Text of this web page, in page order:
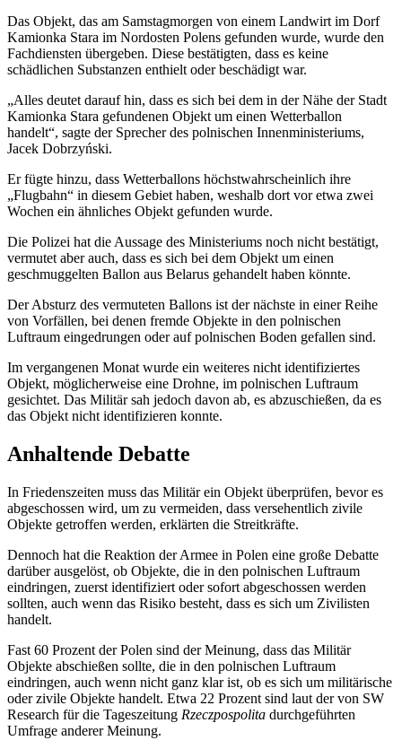
Das Objekt, das am Samstagmorgen von einem Landwirt im Dorf
Kamionka Stara im Nordosten Polens gefunden wurde, wurde den
Fachdiensten übergeben. Diese bestätigten, dass es keine
schädlichen Substanzen enthielt oder beschädigt war.
„Alles deutet darauf hin, dass es sich bei dem in der Nähe der Stadt
Kamionka Stara gefundenen Objekt um einen Wetterballon
handelt“, sagte der Sprecher des polnischen Innenministeriums,
Jacek Dobrzyński.
Er fügte hinzu, dass Wetterballons höchstwahrscheinlich ihre
„Flugbahn“ in diesem Gebiet haben, weshalb dort vor etwa zwei
Wochen ein ähnliches Objekt gefunden wurde.
Die Polizei hat die Aussage des Ministeriums noch nicht bestätigt,
vermutet aber auch, dass es sich bei dem Objekt um einen
geschmuggelten Ballon aus Belarus gehandelt haben könnte.
Der Absturz des vermuteten Ballons ist der nächste in einer Reihe
von Vorfällen, bei denen fremde Objekte in den polnischen
Luftraum eingedrungen oder auf polnischen Boden gefallen sind.
Im vergangenen Monat wurde ein weiteres nicht identifiziertes
Objekt, möglicherweise eine Drohne, im polnischen Luftraum
gesichtet. Das Militär sah jedoch davon ab, es abzuschießen, da es
das Objekt nicht identifizieren konnte.
Anhaltende Debatte
In Friedenszeiten muss das Militär ein Objekt überprüfen, bevor es
abgeschossen wird, um zu vermeiden, dass versehentlich zivile
Objekte getroffen werden, erklärten die Streitkräfte.
Dennoch hat die Reaktion der Armee in Polen eine große Debatte
darüber ausgelöst, ob Objekte, die in den polnischen Luftraum
eindringen, zuerst identifiziert oder sofort abgeschossen werden
sollten, auch wenn das Risiko besteht, dass es sich um Zivilisten
handelt.
Fast 60 Prozent der Polen sind der Meinung, dass das Militär
Objekte abschießen sollte, die in den polnischen Luftraum
eindringen, auch wenn nicht ganz klar ist, ob es sich um militärische
oder zivile Objekte handelt. Etwa 22 Prozent sind laut der von SW
Research für die Tageszeitung Rzeczpospolita durchgeführten
Umfrage anderer Meinung.